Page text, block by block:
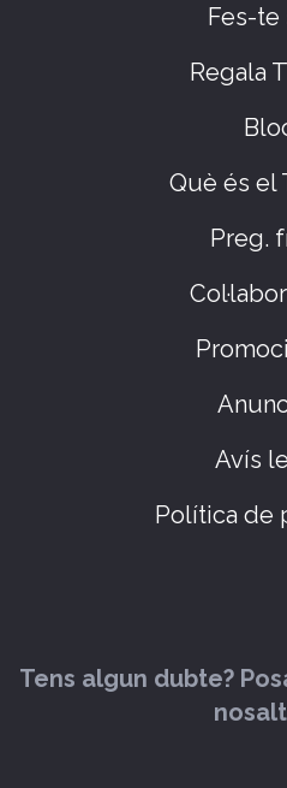
Fes-te
Regala
Què és el
Preg.
Avís
Política de
Tens algun dubte?